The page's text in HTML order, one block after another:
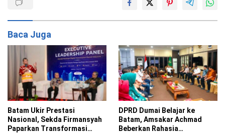
Baca Juga
Batam Ukir Prestasi
Nasional, Sekda Firmansyah
Paparkan Transformasi
DPRD Dumai Belajar ke
Batam, Amsakar Achmad
Beberkan Rahasia